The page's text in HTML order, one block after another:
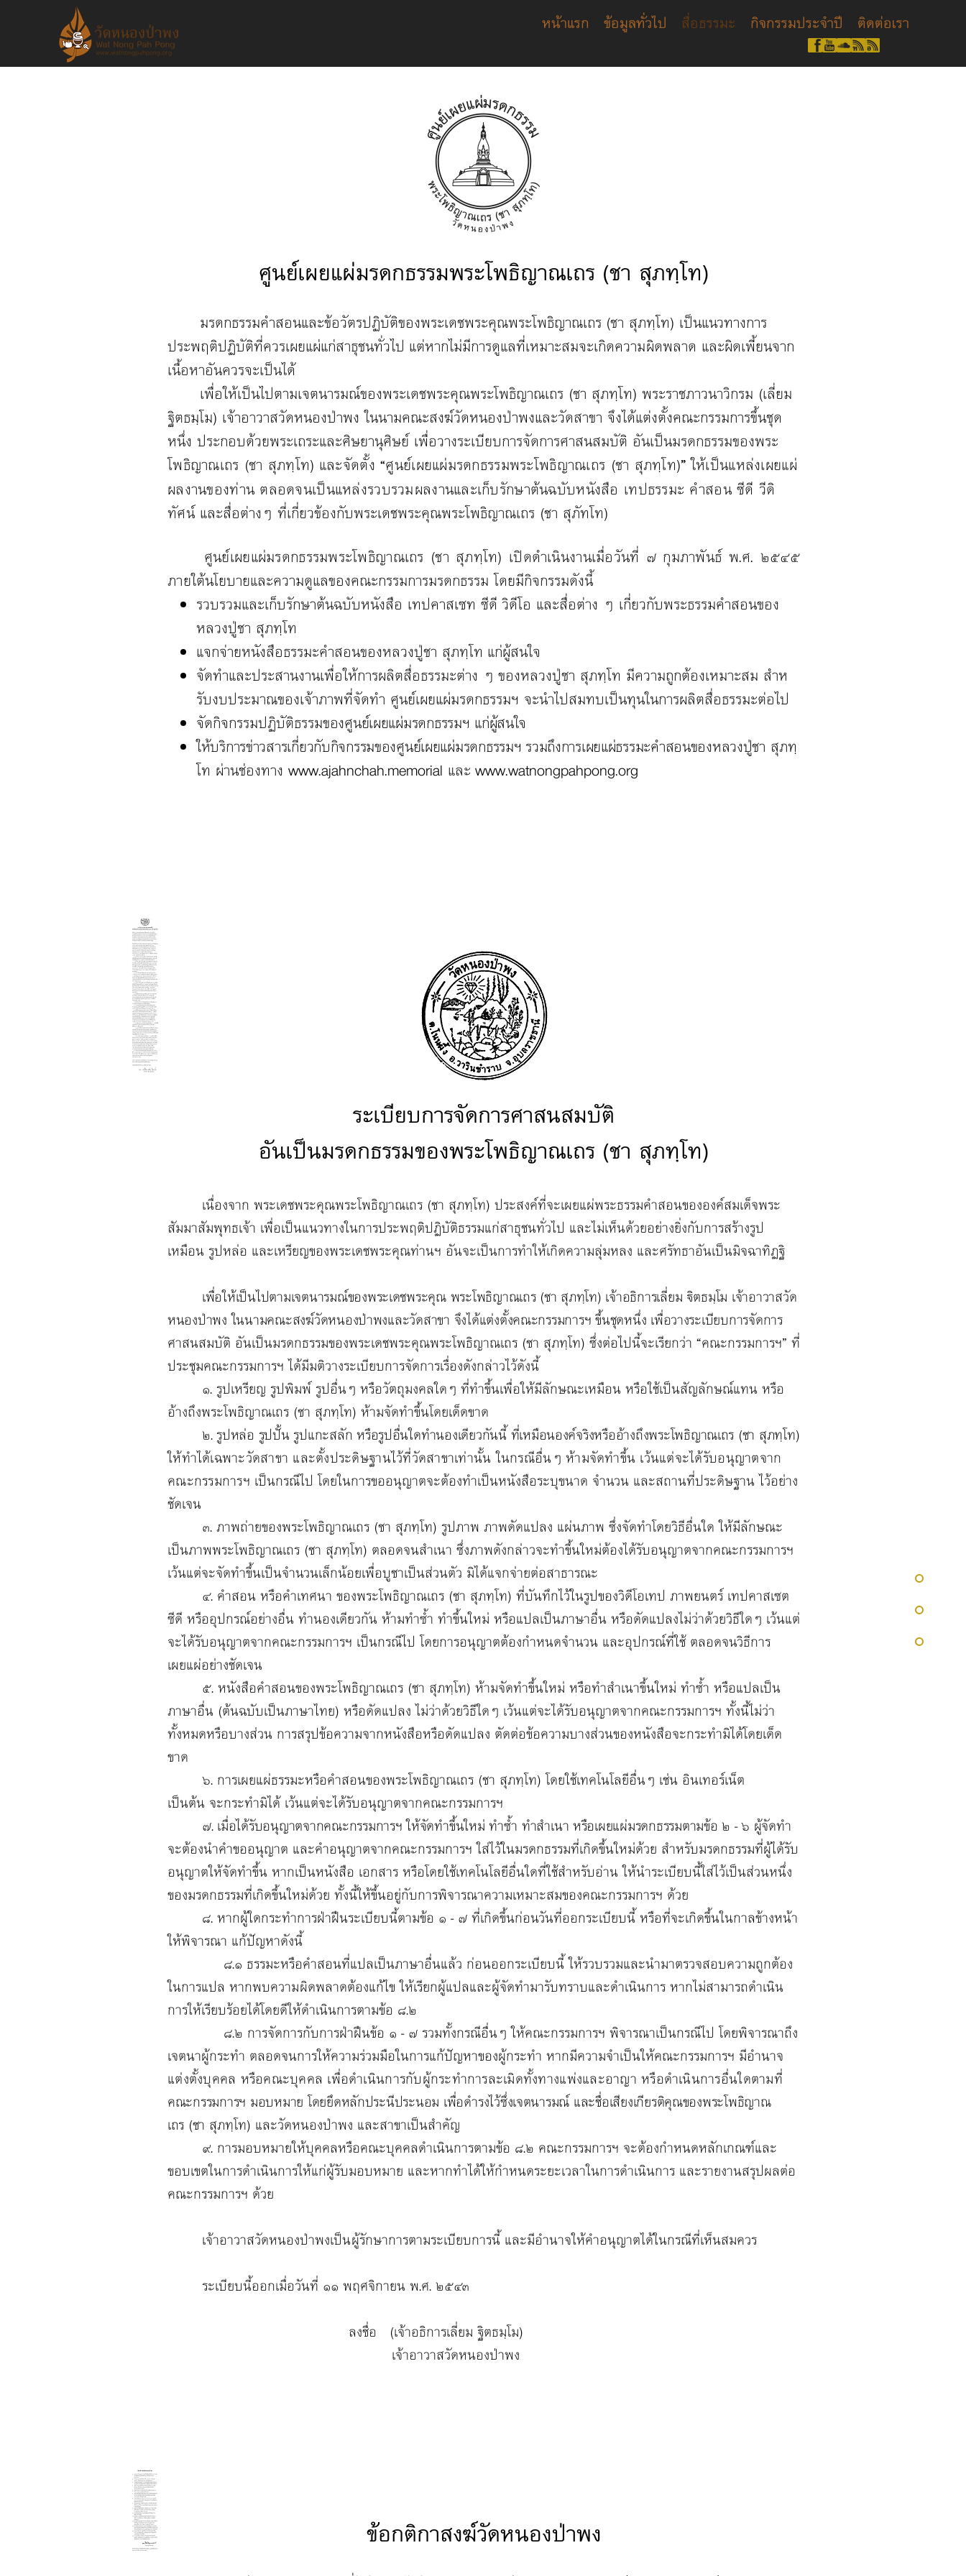
หน้าแรก ข้อมูลทั่วไป สื่อธรรมะ กิจกรรมประจำปี ติดต่อเรา
ศูนย์เผยแผ่มรดกธรรมพระโพธิญาณเถร (ชา สุภทฺโท)
มรดกธรรมคำสอนและข้อวัตรปฏิบัติของพระเดชพระคุณพระโพธิญาณเถร (ชา สุภทฺโท) เป็นแนวทางการ
ประพฤติปฏิบัติที่ควรเผยแผ่แก่สาธุชนทั่วไป แต่หากไม่มีการดูแลที่เหมาะสมจะเกิดความผิดพลาด และผิดเพี้ยนจาก
เนื้อหาอันควรจะเป็นได้
เพื่อให้เป็นไปตามเจตนารมณ์ของพระเดชพระคุณพระโพธิญาณเถร (ชา สุภทฺโท) พระราชภาวนาวิกรม (เลี่ยม
ฐิตธมฺโม) เจ้าอาวาสวัดหนองป่าพง ในนามคณะสงฆ์วัดหนองป่าพงและวัดสาขา จึงได้แต่งตั้งคณะกรรมการขึ้นชุด
หนึ่ง ประกอบด้วยพระเถระและศิษยานุศิษย์ เพื่อวางระเบียบการจัดการศาสนสมบัติ อันเป็นมรดกธรรมของพระ
โพธิญาณเถร (ชา สุภทฺโท) และจัดตั้ง“ศูนย์เผยแผ่มรดกธรรมพระโพธิญาณเถร (ชา สุภทฺโท)”ให้เป็นแหล่งเผยแผ่
ผลงานของท่าน ตลอดจนเป็นแหล่งรวบรวมผลงานและเก็บรักษาต้นฉบับหนังสือ เทปธรรมะ คําสอน ซีดี วีดิ
ทัศน์และสื่อต่างๆ ที่เกี่ยวข้องกับพระเดชพระคุณพระโพธิญาณเถร (ชา สุภัทโท)
ศูนย์เผยแผ่มรดกธรรมพระโพธิญาณเถร (ชา สุภทฺโท) เปิดดำเนินงานเมื่อวันที่ ๗ กุมภาพันธ์ พ.ศ. ๒๕๔๕
ภายใต้นโยบายและความดูแลของคณะกรรมการมรดกธรรม โดยมีกิจกรรมดังนี้
รวบรวมและเก็บรักษาต้นฉบับหนังสือ เทปคาสเซท ซีดี วิดีโอ และสื่อต่าง ๆ เกี่ยวกับพระธรรมคําสอนของ
หลวงปู่ชา สุภทฺโท
แจกจ่ายหนังสือธรรมะคําสอนของหลวงปู่ชา สุภทฺโท แก่ผู้สนใจ
จัดทําและประสานงานเพื่อให้การผลิตสื่อธรรมะต่าง ๆ ของหลวงปู่ชา สุภทฺโท มีความถูกต้องเหมาะสม สําห
รับงบประมาณของเจ้าภาพที่จัดทํา ศูนย์เผยแผ่มรดกธรรมฯ จะนําไปสมทบเป็นทุนในการผลิตสื่อธรรมะต่อไป
จัดกิจกรรมปฏิบัติธรรมของศูนย์เผยแผ่มรดกธรรมฯ แก่ผู้สนใจ
ให้บริการข่าวสารเกี่ยวกับกิจกรรมของศูนย์เผยแผ่มรดกธรรมฯ รวมถึงการเผยแผ่ธรรมะคําสอนของหลวงปู่ชา สุภทฺ
โท ผ่านช่องทาง www.ajahnchah.memorial และ www.watnongpahpong.org
ระเบียบการจัดการศาสนสมบัติ
อันเป็นมรดกธรรมของพระโพธิญาณเถร (ชา สุภทฺโท)
เนื่องจาก พระเดชพระคุณพระโพธิญาณเถร (ชา สุภทฺโท) ประสงค์ที่จะเผยแผ่พระธรรมคำสอนขององค์สมเด็จพระ
สัมมาสัมพุทธเจ้า เพื่อเป็นแนวทางในการประพฤติปฏิบัติธรรมแก่สาธุชนทั่วไป และไม่เห็นด้วยอย่างยิ่งกับการสร้างรูป
เหมือน รูปหล่อ และเหรียญของพระเดชพระคุณท่านฯ อันจะเป็นการทำให้เกิดความลุ่มหลง และศรัทธาอันเป็นมิจฉาทิฏฐิ
เพื่อให้เป็นไปตามเจตนารมณ์ของพระเดชพระคุณ พระโพธิญาณเถร (ชา สุภทฺโท) เจ้าอธิการเลี่ยม ิตธมฺโม เจ้าอาวาสวัด
หนองป่าพง ในนามคณะสงฆ์วัดหนองป่าพงและวัดสาขา จึงได้แต่งตั้งคณะกรรมการฯ ขึ้นชุดหนึ่ง เพื่อวางระเบียบการจัดการ
ศาสนสมบัติ อันเป็นมรดกธรรมของพระเดชพระคุณพระโพธิญาณเถร (ชา สุภทฺโท) ซึ่งต่อไปนี้จะเรียกว่า “คณะกรรมการฯ” ที่
ประชุมคณะกรรมการฯ ได้มีมติวางระเบียบการจัดการเรื่องดังกล่าวไว้ดังนี้
๑. รูปเหรียญ รูปพิมพ์ รูปอื่นๆ หรือวัตถุมงคลใดๆ ที่ทำขึ้นเพื่อให้มีลักษณะเหมือน หรือใช้เป็นสัญลักษณ์แทน หรือ
อ้างถึงพระโพธิญาณเถร (ชา สุภทฺโท) ห้ามจัดทำขึ้นโดยเด็ดขาด
๒. รูปหล่อ รูปปั้น รูปแกะสลัก หรือรูปอื่นใดทำนองเดียวกันนี้ ที่เหมือนองค์จริงหรืออ้างถึงพระโพธิญาณเถร (ชา สุภทฺโท)
ให้ทำได้เฉพาะวัดสาขา และตั้งประดิษฐานไว้ที่วัดสาขาเท่านั้น ในกรณีอื่นๆ ห้ามจัดทำขึ้น เว้นแต่จะได้รับอนุญาตจาก
คณะกรรมการฯ เป็นกรณีไป โดยในการขออนุญาตจะต้องทำเป็นหนังสือระบุขนาด จำนวน และสถานที่ประดิษฐาน ไว้อย่าง
ชัดเจน
๓. ภาพถ่ายของพระโพธิญาณเถร (ชา สุภทฺโท) รูปภาพ ภาพดัดแปลง แผ่นภาพ ซึ่งจัดทำโดยวิธีอื่นใด ให้มีลักษณะ
เป็นภาพพระโพธิญาณเถร (ชา สุภทฺโท) ตลอดจนสำเนา ซึ่งภาพดังกล่าวจะทำขึ้นใหม่ต้องได้รับอนุญาตจากคณะกรรมการฯ
เว้นแต่จะจัดทำขึ้นเป็นจำนวนเล็กน้อยเพื่อบูชาเป็นส่วนตัว มิได้แจกจ่ายต่อสาธารณะ
๔. คำสอน หรือคำเทศนา ของพระโพธิญาณเถร (ชา สุภทฺโท) ที่บันทึกไว้ในรูปของวิดีโอเทป ภาพยนตร์ เทปคาสเซต
ซีดี หรืออุปกรณ์อย่างอื่น ทำนองเดียวกัน ห้ามทำซ้ำ ทำขึ้นใหม่ หรือแปลเป็นภาษาอื่น หรือดัดแปลงไม่ว่าด้วยวิธีใดๆ เว้นแต่
จะได้รับอนุญาตจากคณะกรรมการฯ เป็นกรณีไป โดยการอนุญาตต้องกำหนดจำนวน และอุปกรณ์ที่ใช้ ตลอดจนวิธีการ
เผยแผ่อย่างชัดเจน
๕. หนังสือคำสอนของพระโพธิญาณเถร (ชา สุภทฺโท) ห้ามจัดทำขึ้นใหม่ หรือทำสำเนาขึ้นใหม่ ทำซ้ำ หรือแปลเป็น
ภาษาอื่น (ต้นฉบับเป็นภาษาไทย) หรือดัดแปลง ไม่ว่าด้วยวิธีใดๆ เว้นแต่จะได้รับอนุญาตจากคณะกรรมการฯ ทั้งนี้ไม่ว่า
ทั้งหมดหรือบางส่วน การสรุปข้อความจากหนังสือหรือดัดแปลง ตัดต่อข้อความบางส่วนของหนังสือจะกระทำมิได้โดยเด็ด
ขาด
๖. การเผยแผ่ธรรมะหรือคำสอนของพระโพธิญาณเถร (ชา สุภทฺโท) โดยใช้เทคโนโลยีอื่นๆ เช่น อินเทอร์เน็ต
เป็นต้น จะกระทำมิได้ เว้นแต่จะได้รับอนุญาตจากคณะกรรมการฯ
๗. เมื่อได้รับอนุญาตจากคณะกรรมการฯ ให้จัดทำขึ้นใหม่ ทำซ้ำ ทำสำเนา หรือเผยแผ่มรดกธรรมตามข้อ ๒ - ๖ ผู้จัดทำ
จะต้องนำคำขออนุญาต และคำอนุญาตจากคณะกรรมการฯ ใส่ไว้ในมรดกธรรมที่เกิดขึ้นใหม่ด้วย สำหรับมรดกธรรมที่ผู้ได้รับ
อนุญาตให้จัดทำขึ้น หากเป็นหนังสือ เอกสาร หรือโดยใช้เทคโนโลยีอื่นใดที่ใช้สำหรับอ่าน ให้นำระเบียบนี้ใส่ไว้เป็นส่วนหนึ่ง
ของมรดกธรรมที่เกิดขึ้นใหม่ด้วย ทั้งนี้ให้ขึ้นอยู่กับการพิจารณาความเหมาะสมของคณะกรรมการฯ ด้วย
๘. หากผู้ใดกระทำการฝ่าฝืนระเบียบนี้ตามข้อ ๑ - ๗ ที่เกิดขึ้นก่อนวันที่ออกระเบียบนี้ หรือที่จะเกิดขึ้นในกาลข้างหน้า
ให้พิจารณา แก้ปัญหาดังนี้
๘.๑ ธรรมะหรือคำสอนที่แปลเป็นภาษาอื่นแล้ว ก่อนออกระเบียบนี้ ให้รวบรวมและนำมาตรวจสอบความถูกต้อง
ในการแปล หากพบความผิดพลาดต้องแก้ไข ให้เรียกผู้แปลและผู้จัดทำมารับทราบและดำเนินการ หากไม่สามารถดำเนิน
การให้เรียบร้อยได้โดยดีให้ดำเนินการตามข้อ ๘.๒
๘.๒ การจัดการกับการฝ่าฝืนข้อ ๑ - ๗ รวมทั้งกรณีอื่นๆ ให้คณะกรรมการฯ พิจารณาเป็นกรณีไป โดยพิจารณาถึง
เจตนาผู้กระทำ ตลอดจนการให้ความร่วมมือในการแก้ปัญหาของผู้กระทำ หากมีความจำเป็นให้คณะกรรมการฯ มีอำนาจ
แต่งตั้งบุคคล หรือคณะบุคคล เพื่อดำเนินการกับผู้กระทำการละเมิดทั้งทางแพ่งและอาญา หรือดำเนินการอื่นใดตามที่
คณะกรรมการฯ มอบหมาย โดยยึดหลักประนีประนอม เพื่อดำรงไว้ซึ่งเจตนารมณ์ และชื่อเสียงเกียรติคุณของพระโพธิญาณ
เถร (ชา สุภทฺโท) และวัดหนองป่าพง และสาขาเป็นสำคัญ
๙. การมอบหมายให้บุคคลหรือคณะบุคคลดำเนินการตามข้อ ๘.๒ คณะกรรมการฯ จะต้องกำหนดหลักเกณฑ์และ
ขอบเขตในการดำเนินการให้แก่ผู้รับมอบหมาย และหากทำได้ให้กำหนดระยะเวลาในการดำเนินการ และรายงานสรุปผลต่อ
คณะกรรมการฯ ด้วย
เจ้าอาวาสวัดหนองป่าพงเป็นผู้รักษาการตามระเบียบการนี้ และมีอำนาจให้คำอนุญาตได้ในกรณีที่เห็นสมควร
ระเบียบนี้ออกเมื่อวันที่ ๑๑ พฤศจิกายน พ.ศ. ๒๕๔๓
ลงชื่อ (เจ้าอธิการเลี่ยม ฐิตธมฺโม)
เจ้าอาวาสวัดหนองป่าพง
ข้อกติกาสงฆ์วัดหนองป่าพง